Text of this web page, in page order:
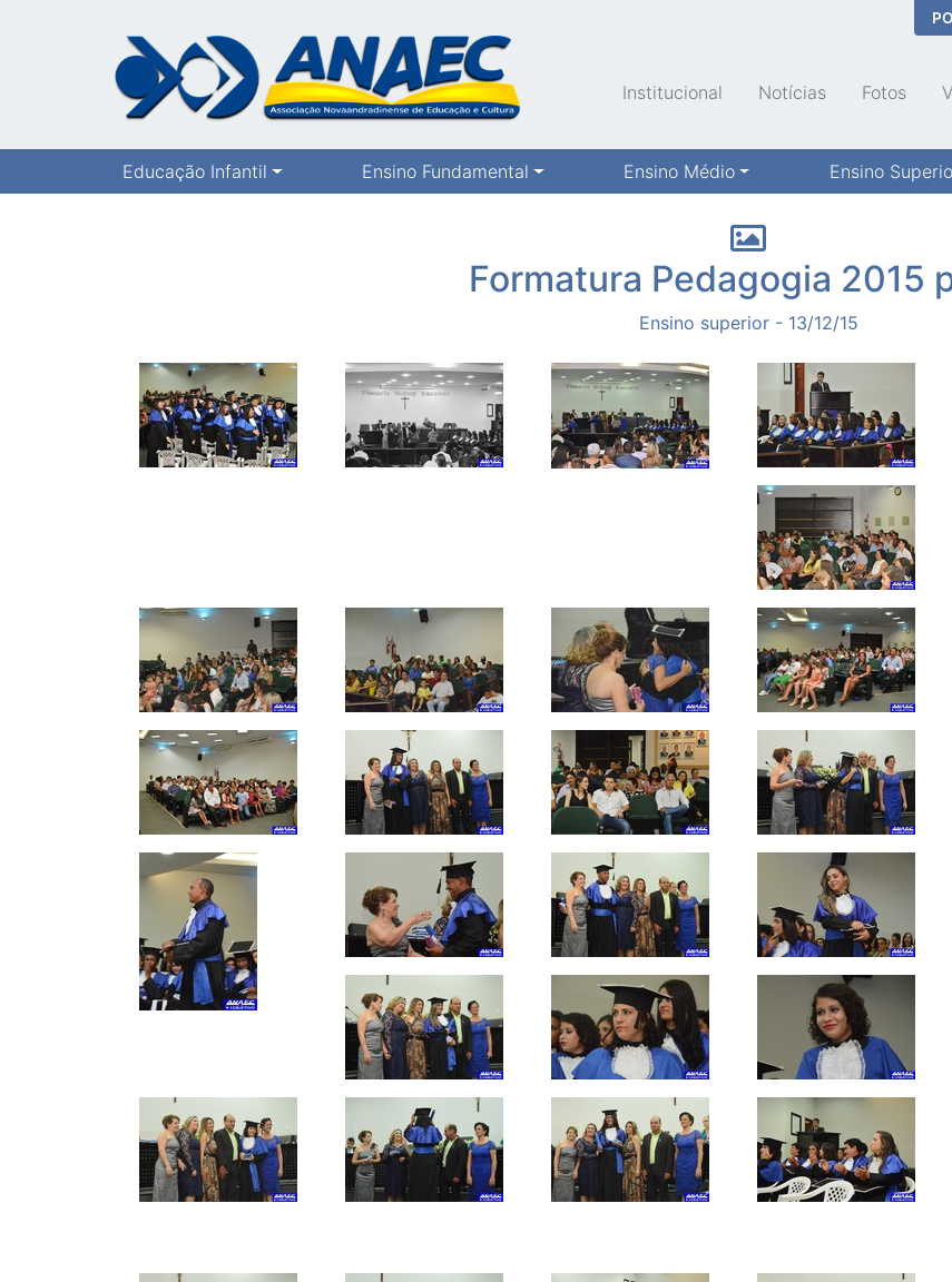
Institucional Notícias Fotos
Educação Infantil Ensino Fundamental Ensino Médio Ensino
Formatura Pedagogia 2015
Ensino superior - 13/12/15